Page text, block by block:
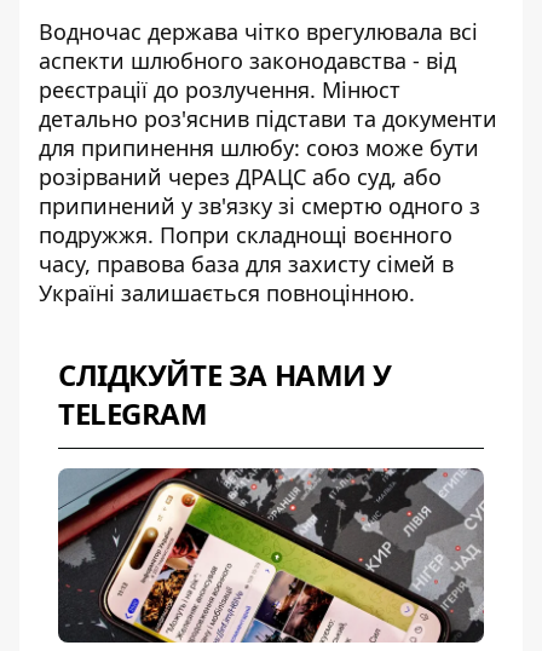
Водночас держава чітко врегулювала всі
аспекти шлюбного законодавства - від
реєстрації до розлучення. Мінюст
детально роз'яснив підстави та документи
для припинення шлюбу: союз може бути
розірваний через ДРАЦС або суд, або
припинений у зв'язку зі смертю одного з
подружжя. Попри складнощі воєнного
часу, правова база для захисту сімей в
Україні залишається повноцінною.
СЛІДКУЙТЕ ЗА НАМИ У
TELEGRAM